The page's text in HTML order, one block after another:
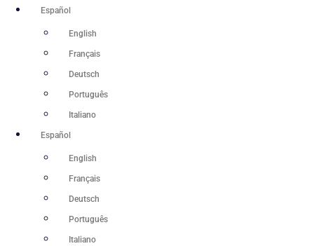
contenido
Español
English
Français
Deutsch
Português
Italiano
Español
English
Français
Deutsch
Português
Italiano